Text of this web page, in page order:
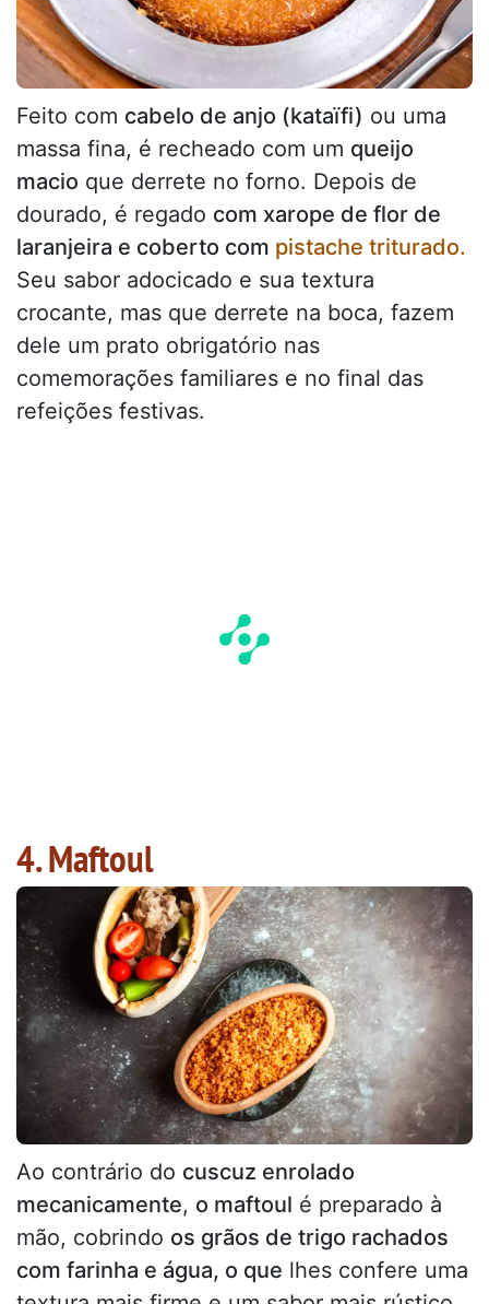
Feito com cabelo de anjo (kataïfi) ou uma
massa fina, é recheado com um queijo
macio que derrete no forno. Depois de
dourado, é regado com xarope de flor de
laranjeira e coberto com pistache triturado.
Seu sabor adocicado e sua textura
crocante, mas que derrete na boca, fazem
dele um prato obrigatório nas
comemorações familiares e no final das
refeições festivas.
4. Maftoul
Ao contrário do cuscuz enrolado
mecanicamente, o maftoul é preparado à
mão, cobrindo os grãos de trigo rachados
com farinha e água, o que lhes confere uma